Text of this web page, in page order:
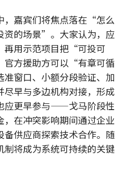
，嘉宾们将焦点落在“怎么
资的场景”。大家认为，应
再用示范项目把“可投可
方援助方可以“有章可循
窗口、小额分段验证、加
尽早与多边机构对接，形成
应更早参与——戈马阶段性
，在冲突影响期间通过企业
备供应商探索技术合作。随
制将成为系统可持续的关键